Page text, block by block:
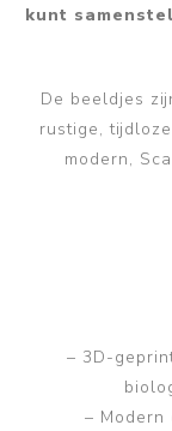
kunt
De beeldjes
rustige,
modern,
– 3D-
–